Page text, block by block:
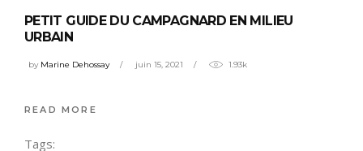
PETIT GUIDE DU CAMPAGNARD EN MILIEU
URBAIN
by Marine Dehossay juin 15, 2021 1.93k
READ MORE
Tags: